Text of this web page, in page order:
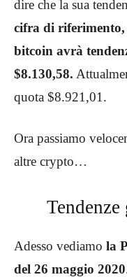
dire che la sua
cifra di riferimento,
bitcoin avrà
$8.130,58.
quota $8.921,01.
Ora passiamo
altre crypto…
Adesso vediamo la
del 26 maggio 2020